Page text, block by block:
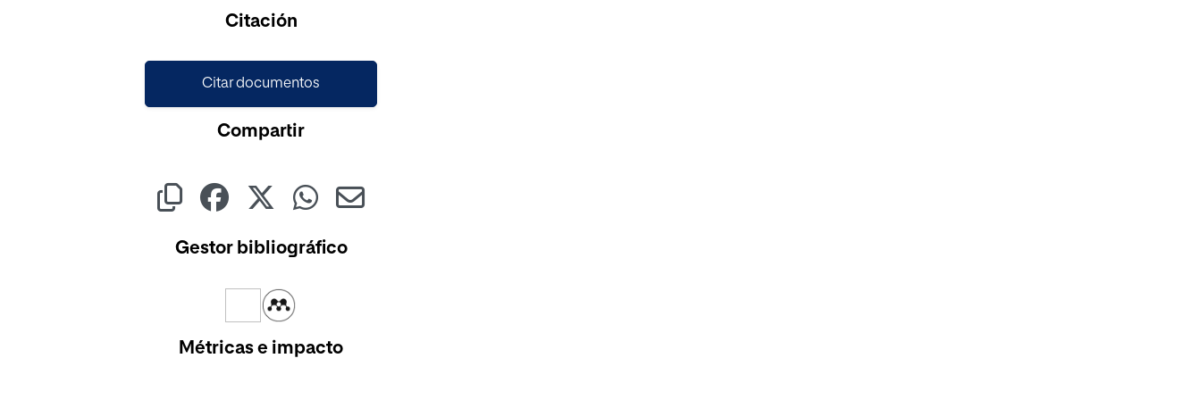
Citación
Citar documentos
Compartir
Gestor bibliográfico
Métricas e impacto